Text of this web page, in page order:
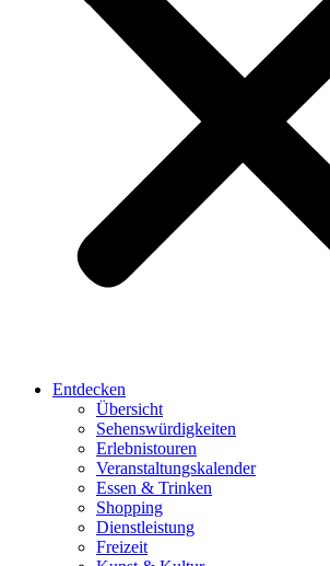
Entdecken
Übersicht
Sehenswürdigkeiten
Erlebnistouren
Veranstaltungskalender
Essen & Trinken
Shopping
Dienstleistung
Freizeit